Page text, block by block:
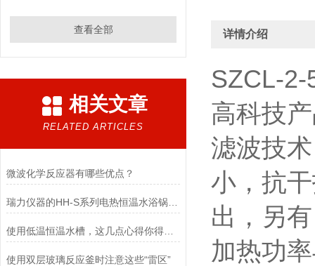
查看全部
相关文章
RELATED ARTICLES
微波化学反应器有哪些优点？
瑞力仪器的HH-S系列电热恒温水浴锅规划
使用低温恒温水槽，这几点心得你得掌握住！
使用双层玻璃反应釜时注意这些“雷区”
详情介绍
SZCL-
高科技
滤波技
小，抗
出，另
加热功